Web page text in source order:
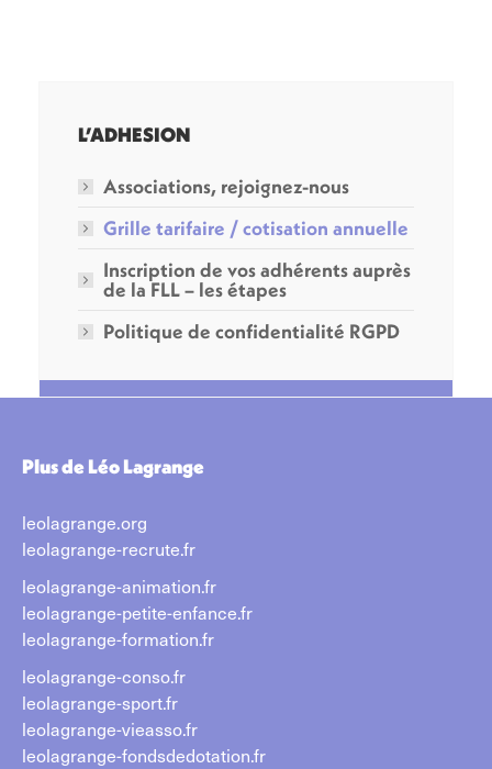
L’ADHESION
Associations, rejoignez-nous
Grille tarifaire / cotisation annuelle
Inscription de vos adhérents auprès
de la FLL – les étapes
Politique de confidentialité RGPD
Plus de Léo Lagrange
leolagrange.org
leolagrange-recrute.fr
leolagrange-animation.fr
leolagrange-petite-enfance.fr
leolagrange-formation.fr
leolagrange-conso.fr
leolagrange-sport.fr
leolagrange-vieasso.fr
leolagrange-fondsdedotation.fr